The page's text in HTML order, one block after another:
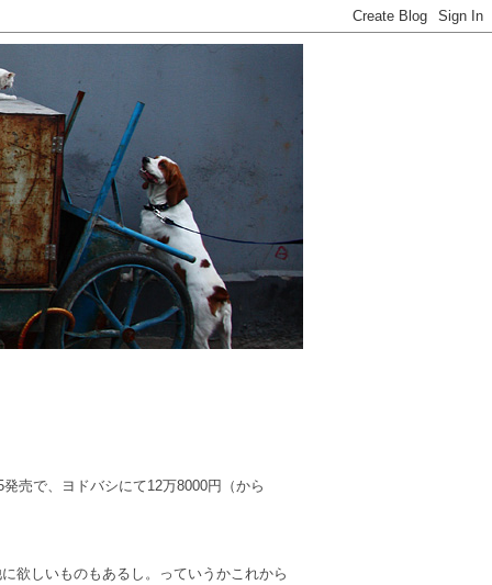
売で、ヨドバシにて12万8000円（から
欲しいものもあるし。っていうかこれから